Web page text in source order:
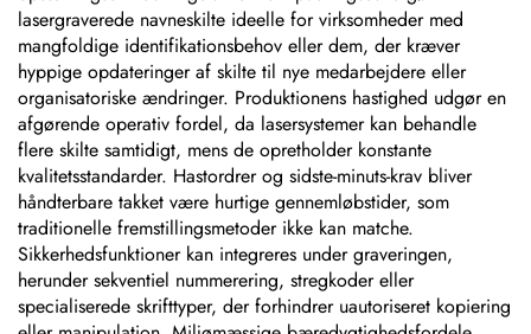
lasergraverede navneskilte ideelle for virksomheder med
mangfoldige identifikationsbehov eller dem, der kræver
hyppige opdateringer af skilte til nye medarbejdere eller
organisatoriske ændringer. Produktionens hastighed udgør en
afgørende operativ fordel, da lasersystemer kan behandle
flere skilte samtidigt, mens de opretholder konstante
kvalitetsstandarder. Hastordrer og sidste-minuts-krav bliver
håndterbare takket være hurtige gennemløbstider, som
traditionelle fremstillingsmetoder ikke kan matche.
Sikkerhedsfunktioner kan integreres under graveringen,
herunder sekventiel nummerering, stregkoder eller
specialiserede skrifttyper, der forhindrer uautoriseret kopiering